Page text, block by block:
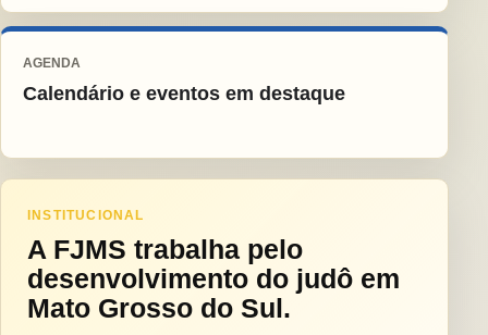
AGENDA
Calendário e eventos em destaque
INSTITUCIONAL
A FJMS trabalha pelo
desenvolvimento do judô em
Mato Grosso do Sul.